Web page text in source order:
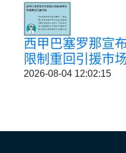
西甲巴塞罗那宣
限制重回引援市
2026-08-04 12:02:15